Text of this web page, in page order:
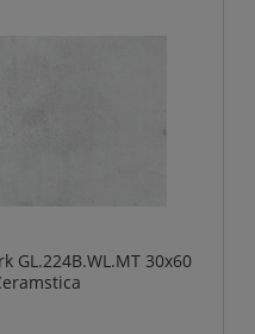
GL.224B.WL.MT 30x60